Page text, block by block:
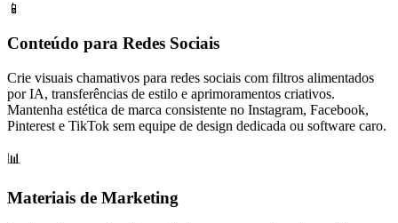
📱
Conteúdo para Redes Sociais
Crie visuais chamativos para redes sociais com filtros alimentados
por IA, transferências de estilo e aprimoramentos criativos.
Mantenha estética de marca consistente no Instagram, Facebook,
Pinterest e TikTok sem equipe de design dedicada ou software caro.
📊
Materiais de Marketing